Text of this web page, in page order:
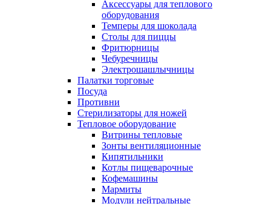
Аксессуары для теплового
оборудования
Темперы для шоколада
Столы для пиццы
Фритюрницы
Чебуречницы
Электрошашлычницы
Палатки торговые
Посуда
Противни
Стерилизаторы для ножей
Тепловое оборудование
Витрины тепловые
Зонты вентиляционные
Кипятильники
Котлы пищеварочные
Кофемашины
Мармиты
Модули нейтральные